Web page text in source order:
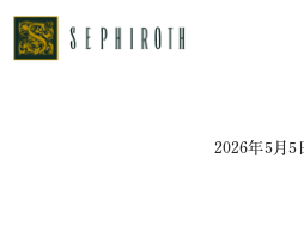
ホーム
2026年5月5